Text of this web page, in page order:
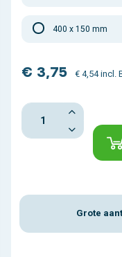
400 x 150 mm
€ 3,75 € 4,54 incl.
Grote